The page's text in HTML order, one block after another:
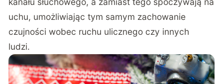
uchu, umożliwiając tym samym zachowanie
czujności wobec ruchu ulicznego czy innych
ludzi.